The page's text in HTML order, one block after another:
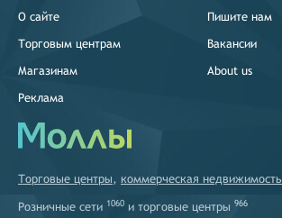
О сайте
Торговым центрам
Магазинам
Реклама
Пишите нам
Вакансии
About us
Торговые центры, коммерческая недвижимость
Розничные сети 1060 и торговые центры 966